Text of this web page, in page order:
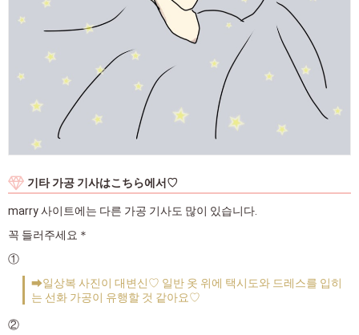
기타 가공 기사はこちら에서♡
marry 사이트에는 다른 가공 기사도 많이 있습니다.
꼭 들러주세요＊
①
➡일상복 사진이 대변신♡ 일반 옷 위에 택시도와 드레스를 입히
는 선화 가공이 유행할 것 같아요♡
②